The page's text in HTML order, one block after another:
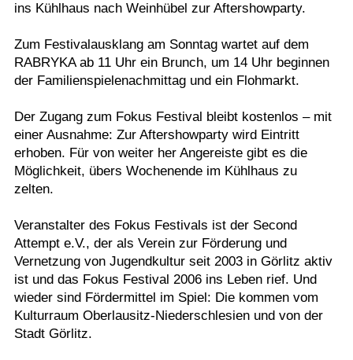
ins Kühlhaus nach Weinhübel zur Aftershowparty.
Zum Festivalausklang am Sonntag wartet auf dem
RABRYKA ab 11 Uhr ein Brunch, um 14 Uhr beginnen
der Familienspielenachmittag und ein Flohmarkt.
Der Zugang zum Fokus Festival bleibt kostenlos – mit
einer Ausnahme: Zur Aftershowparty wird Eintritt
erhoben. Für von weiter her Angereiste gibt es die
Möglichkeit, übers Wochenende im Kühlhaus zu
zelten.
Veranstalter des Fokus Festivals ist der Second
Attempt e.V., der als Verein zur Förderung und
Vernetzung von Jugendkultur seit 2003 in Görlitz aktiv
ist und das Fokus Festival 2006 ins Leben rief. Und
wieder sind Fördermittel im Spiel: Die kommen vom
Kulturraum Oberlausitz-Niederschlesien und von der
Stadt Görlitz.